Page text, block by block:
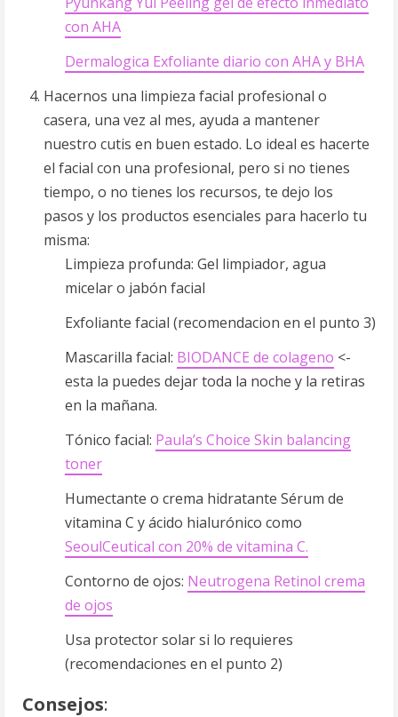
con AHA
Dermalogica Exfoliante diario con AHA y BHA
Hacernos una limpieza facial profesional o
casera, una vez al mes, ayuda a mantener
nuestro cutis en buen estado. Lo ideal es hacerte
el facial con una profesional, pero si no tienes
tiempo, o no tienes los recursos, te dejo los
pasos y los productos esenciales para hacerlo tu
misma:
Limpieza profunda: Gel limpiador, agua
micelar o jabón facial
Exfoliante facial (recomendacion en el punto 3)
Mascarilla facial: BIODANCE de colageno <-
esta la puedes dejar toda la noche y la retiras
en la mañana.
Tónico facial: Paula’s Choice Skin balancing
toner
Humectante o crema hidratante Sérum de
vitamina C y ácido hialurónico como
SeoulCeutical con 20% de vitamina C.
Contorno de ojos: Neutrogena Retinol crema
de ojos
Usa protector solar si lo requieres
(recomendaciones en el punto 2)
Consejos: